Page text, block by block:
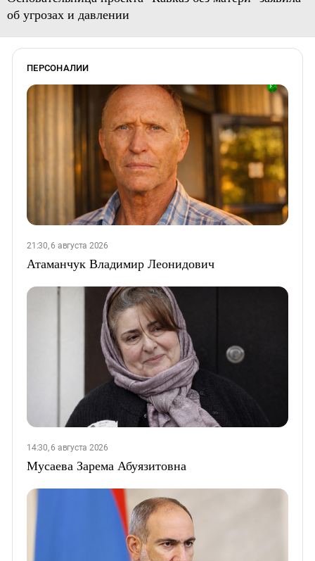
об угрозах и давлении
ПЕРСОНАЛИИ
21:30, 6 августа 2026
Атаманчук Владимир Леонидович
14:30, 6 августа 2026
Мусаева Зарема Абуязитовна